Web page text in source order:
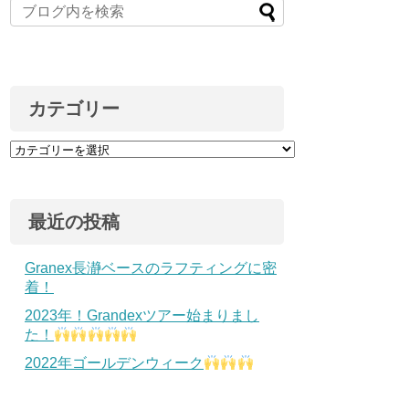
カテゴリー
最近の投稿
Granex長瀞ベースのラフティングに密
着！
2023年！Grandexツアー始まりまし
た！
2022年ゴールデンウィーク